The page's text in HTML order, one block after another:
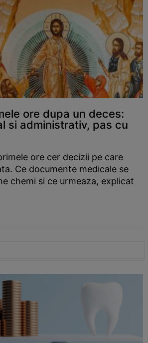
ore dupa un deces:
si administrativ, pas cu
ore cer decizii pe care
Ce documente medicale se
chemi si ce urmeaza, explicat